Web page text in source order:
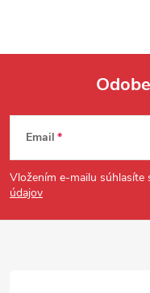
Zápätie
Email
Vložením e-mailu súhlasíte
údajov